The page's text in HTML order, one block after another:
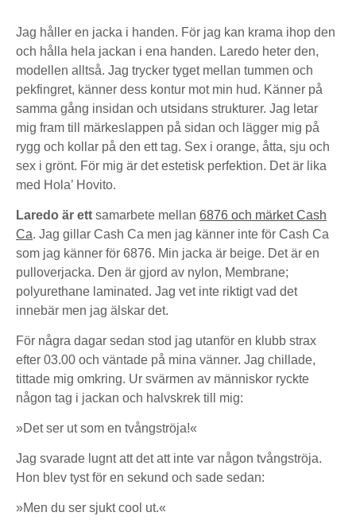
Jag håller en jacka i handen. För jag kan krama ihop den
och hålla hela jackan i ena handen. Laredo heter den,
modellen alltså. Jag trycker tyget mellan tummen och
pekfingret, känner dess kontur mot min hud. Känner på
samma gång insidan och utsidans strukturer. Jag letar
mig fram till märkeslappen på sidan och lägger mig på
rygg och kollar på den ett tag. Sex i orange, åtta, sju och
sex i grönt. För mig är det estetisk perfektion. Det är lika
med Hola’ Hovito.
Laredo är ett samarbete mellan 6876 och märket Cash
Ca. Jag gillar Cash Ca men jag känner inte för Cash Ca
som jag känner för 6876. Min jacka är beige. Det är en
pulloverjacka. Den är gjord av nylon, Membrane;
polyurethane laminated. Jag vet inte riktigt vad det
innebär men jag älskar det.
För några dagar sedan stod jag utanför en klubb strax
efter 03.00 och väntade på mina vänner. Jag chillade,
tittade mig omkring. Ur svärmen av människor ryckte
någon tag i jackan och halvskrek till mig:
»Det ser ut som en tvångströja!«
Jag svarade lugnt att det att inte var någon tvångströja.
Hon blev tyst för en sekund och sade sedan:
»Men du ser sjukt cool ut.«